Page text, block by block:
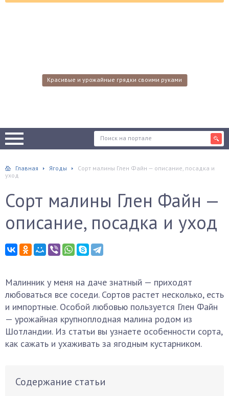
Красивые и урожайные грядки своими руками
Главная Ягоды
Сорт малины Глен Файн — описание, посадка и
уход
Сорт малины Глен Файн —
описание, посадка и уход
Малинник у меня на даче знатный — приходят
любоваться все соседи. Сортов растет несколько, есть
и импортные. Особой любовью пользуется Глен Файн
— урожайная крупноплодная малина родом из
Шотландии. Из статьи вы узнаете особенности сорта,
как сажать и ухаживать за ягодным кустарником.
Содержание статьи